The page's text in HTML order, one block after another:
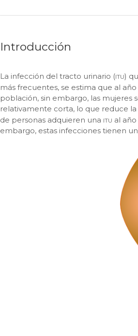
Introducción
La infección del tracto urinario (itu)
más frecuentes, se estima que al
población, sin embargo, las mujeres
relativamente corta, lo que reduce la
de personas adquieren una itu al
embargo, estas infecciones tienen